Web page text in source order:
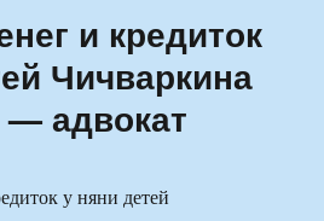
и кредиток
Чичваркина
— адвокат